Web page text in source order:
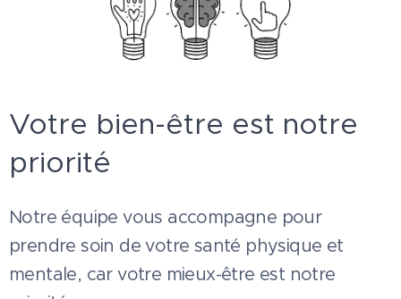
Votre bien-être est notre
priorité
Notre équipe vous accompagne pour
prendre soin de votre santé physique et
mentale, car votre mieux-être est notre